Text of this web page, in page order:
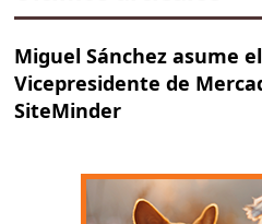
Miguel Sánchez asume
Vicepresidente de
SiteMinder